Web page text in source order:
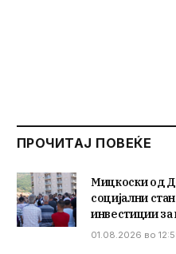
ПРОЧИТАЈ ПОВЕЌЕ
Мицкоски од
социјални
инвестиции за
01.08.2026 во